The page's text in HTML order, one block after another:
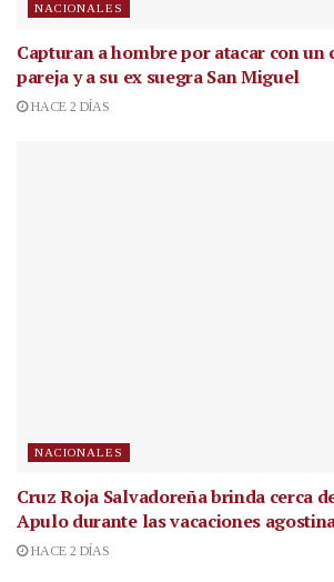
NACIONALES
Capturan a hombre por atacar con un
pareja y a su ex suegra San Miguel
HACE 2 DÍAS
NACIONALES
Cruz Roja Salvadoreña brinda cerca
Apulo durante las vacaciones
HACE 2 DÍAS